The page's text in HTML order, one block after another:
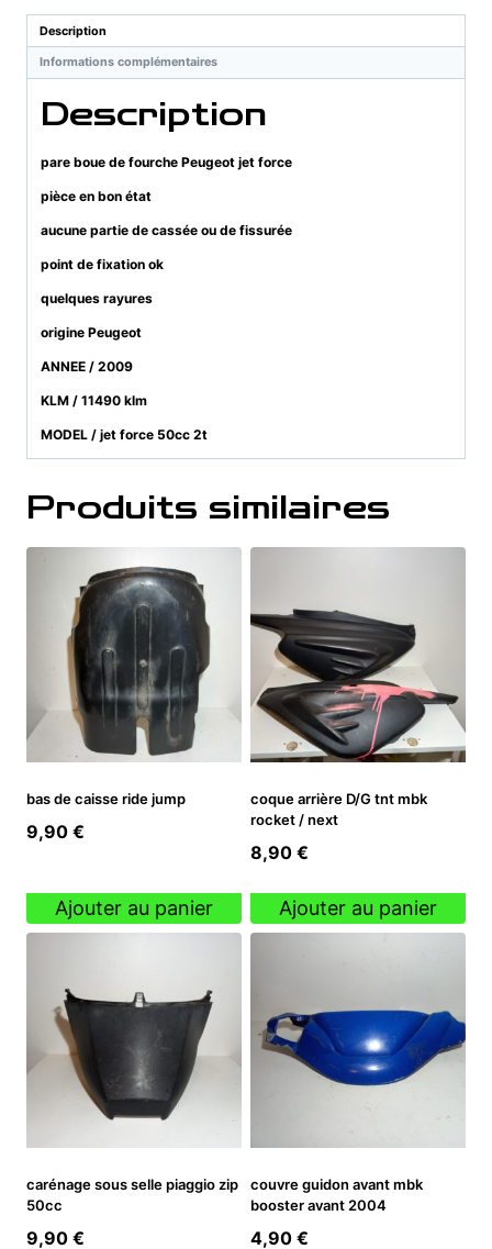
Peugeot
jet
force
Description
Informations complémentaires
Description
pare boue de fourche Peugeot jet force
pièce en bon état
aucune partie de cassée ou de fissurée
point de fixation ok
quelques rayures
origine Peugeot
ANNEE / 2009
KLM / 11490 klm
MODEL / jet force 50cc 2t
Produits similaires
bas de caisse ride jump
9,90 €
Ajouter au panier
coque arrière D/G tnt mbk
rocket / next
8,90 €
Ajouter au panier
carénage sous selle piaggio zip
50cc
9,90 €
couvre guidon avant mbk
booster avant 2004
4,90 €